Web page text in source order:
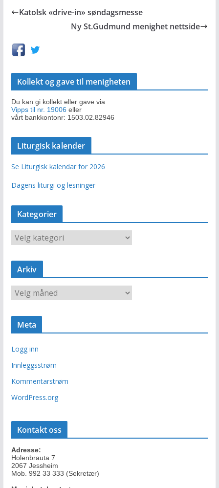
Katolsk «drive-in» søndagsmesse
Ny St.Gudmund menighet nettside
Kollekt og gave til menigheten
Du kan gi kollekt eller gave via
Vipps til nr. 19006 eller
vårt bankkontonr: 1503.02.82946
Liturgisk kalender
Se Liturgisk kalendar for 2026
Dagens liturgi og lesninger
Kategorier
K
a
e
o
i
r
Arkiv
A
r
i
Meta
Logg inn
Innleggsstrøm
Kommentarstrøm
WordPress.org
Kontakt oss
Adresse:
Holenbrauta 7
2067 Jessheim
Mob. 992 33 333 (Sekretær)